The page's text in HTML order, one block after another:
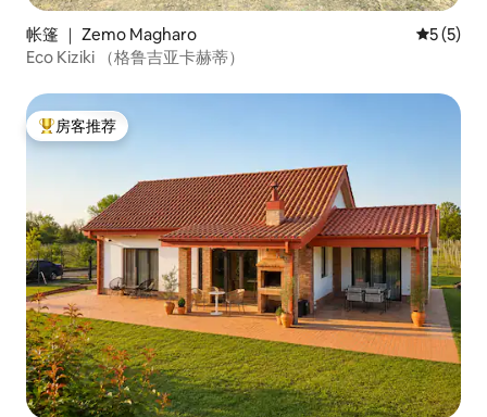
帐篷 ｜ Zemo Magharo 平均评分
5 (5)
Eco Kiziki （格鲁吉亚卡赫蒂）
热门「房客推荐」
房客推荐